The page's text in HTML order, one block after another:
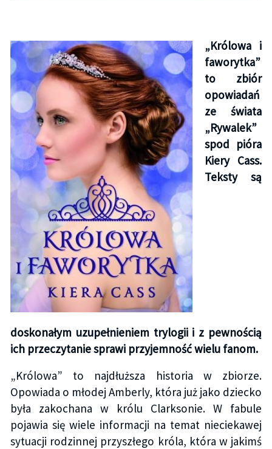
„Królowa i
faworytka”
to zbiór
opowiadań
ze świata
„Rywalek”
spod pióra
Kiery Cass.
Teksty są
doskonałym uzupełnieniem trylogii i z pewnością
ich przeczytanie sprawi przyjemność wielu fanom.
„Królowa” to najdłuższa historia w zbiorze.
Opowiada o młodej Amberly, która już jako dziecko
była zakochana w królu Clarksonie. W fabule
pojawia się wiele informacji na temat nieciekawej
sytuacji rodzinnej przyszłego króla, która w jakimś